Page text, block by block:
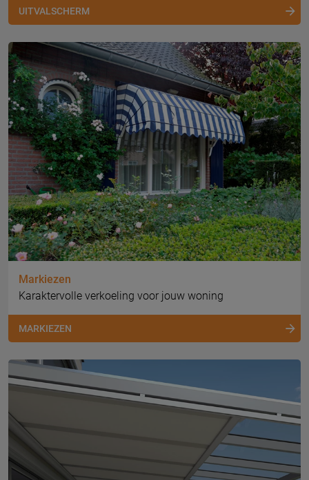
UITVALSCHERM
Markiezen
Karaktervolle verkoeling voor jouw woning
MARKIEZEN